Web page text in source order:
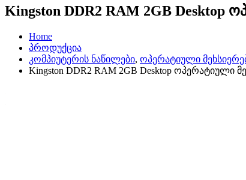
Kingston DDR2 RAM 2GB Desktop
Home
პროდუქცია
კომპიუტერის ნაწილები, ოპერატიული
Kingston DDR2 RAM 2GB Desktop ოპერატიული